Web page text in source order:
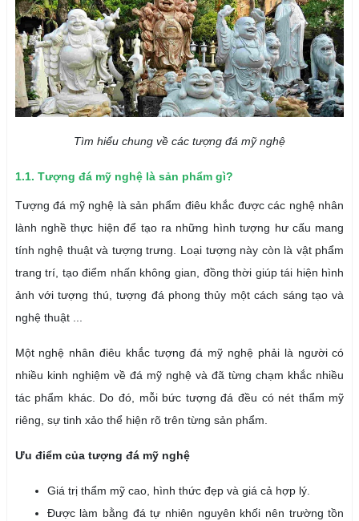
Tìm hiểu chung về các tượng đá mỹ nghệ
1.1. Tượng đá mỹ nghệ là sản phẩm gì?
Tượng đá mỹ nghệ là sản phẩm điêu khắc được các nghệ nhân
lành nghề thực hiện để tạo ra những hình tượng hư cấu mang
tính nghệ thuật và tượng trưng. Loại tượng này còn là vật phẩm
trang trí, tạo điểm nhấn không gian, đồng thời giúp tái hiện hình
ảnh với tượng thú, tượng đá phong thủy một cách sáng tạo và
nghệ thuật ...
Một nghệ nhân điêu khắc tượng đá mỹ nghệ phải là người có
nhiều kinh nghiệm về đá mỹ nghệ và đã từng chạm khắc nhiều
tác phẩm khác. Do đó, mỗi bức tượng đá đều có nét thẩm mỹ
riêng, sự tinh xảo thể hiện rõ trên từng sản phẩm.
Ưu điểm của tượng đá mỹ nghệ
Giá trị thẩm mỹ cao, hình thức đẹp và giá cả hợp lý.
Được làm bằng đá tự nhiên nguyên khối nên trường tồn